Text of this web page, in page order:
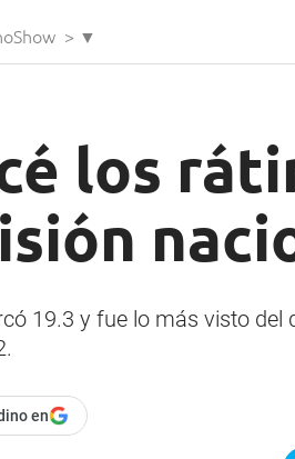
> ▼
los
19.3 y fue lo más visto del
en